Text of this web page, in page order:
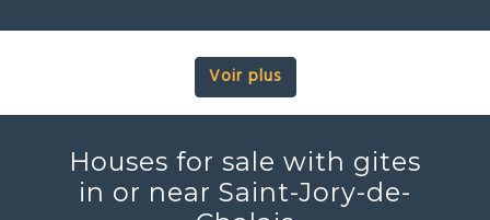
Voir plus
Houses for sale with gites
in or near Saint-Jory-de-